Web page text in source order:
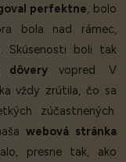
perfektne, bolo
bola nad rámec,
Skúsenosti boli tak
dôveryvopred. V
vždy zrútila, čo sa
zúčastnených.
webová stránka
presne tak, ako